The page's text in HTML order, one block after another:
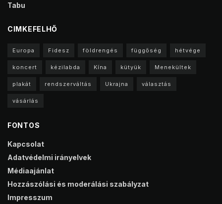
Tabu
CIMKEFELHŐ
Europa Fidesz földrengés függőség hétvége
koncert kézilabda Kína kütyük Menekültek
plakát rendszerváltás Ukrajna választás
vásárlás
FONTOS
Kapcsolat
Adatvédelmi irányelvek
Médiaajánlat
Hozzászólási és moderálási szabályzat
Impresszum